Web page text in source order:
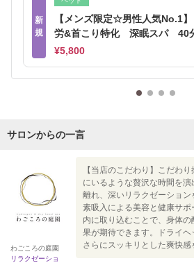
新
規
【メンズ限定☆男性人気No.1
労&首こり特化 深眠スパ 40
¥5,800
サロンからの一言
わごころの庭園
リラクゼーショ
【当店のこだわり】こだわ
にいるような贅沢な時間を
離れ、深いリラクゼーショ
素吸入による美容と健康サ
内に取り込むことで、身体
果が期待できます。ドライヘ
さらにスッキリとした爽快